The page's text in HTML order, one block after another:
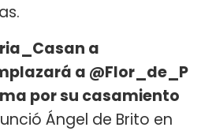
a
a @Flor_de_P
por su casamiento
Ángel de Brito en